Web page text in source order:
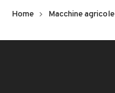
Home Macchine agricole